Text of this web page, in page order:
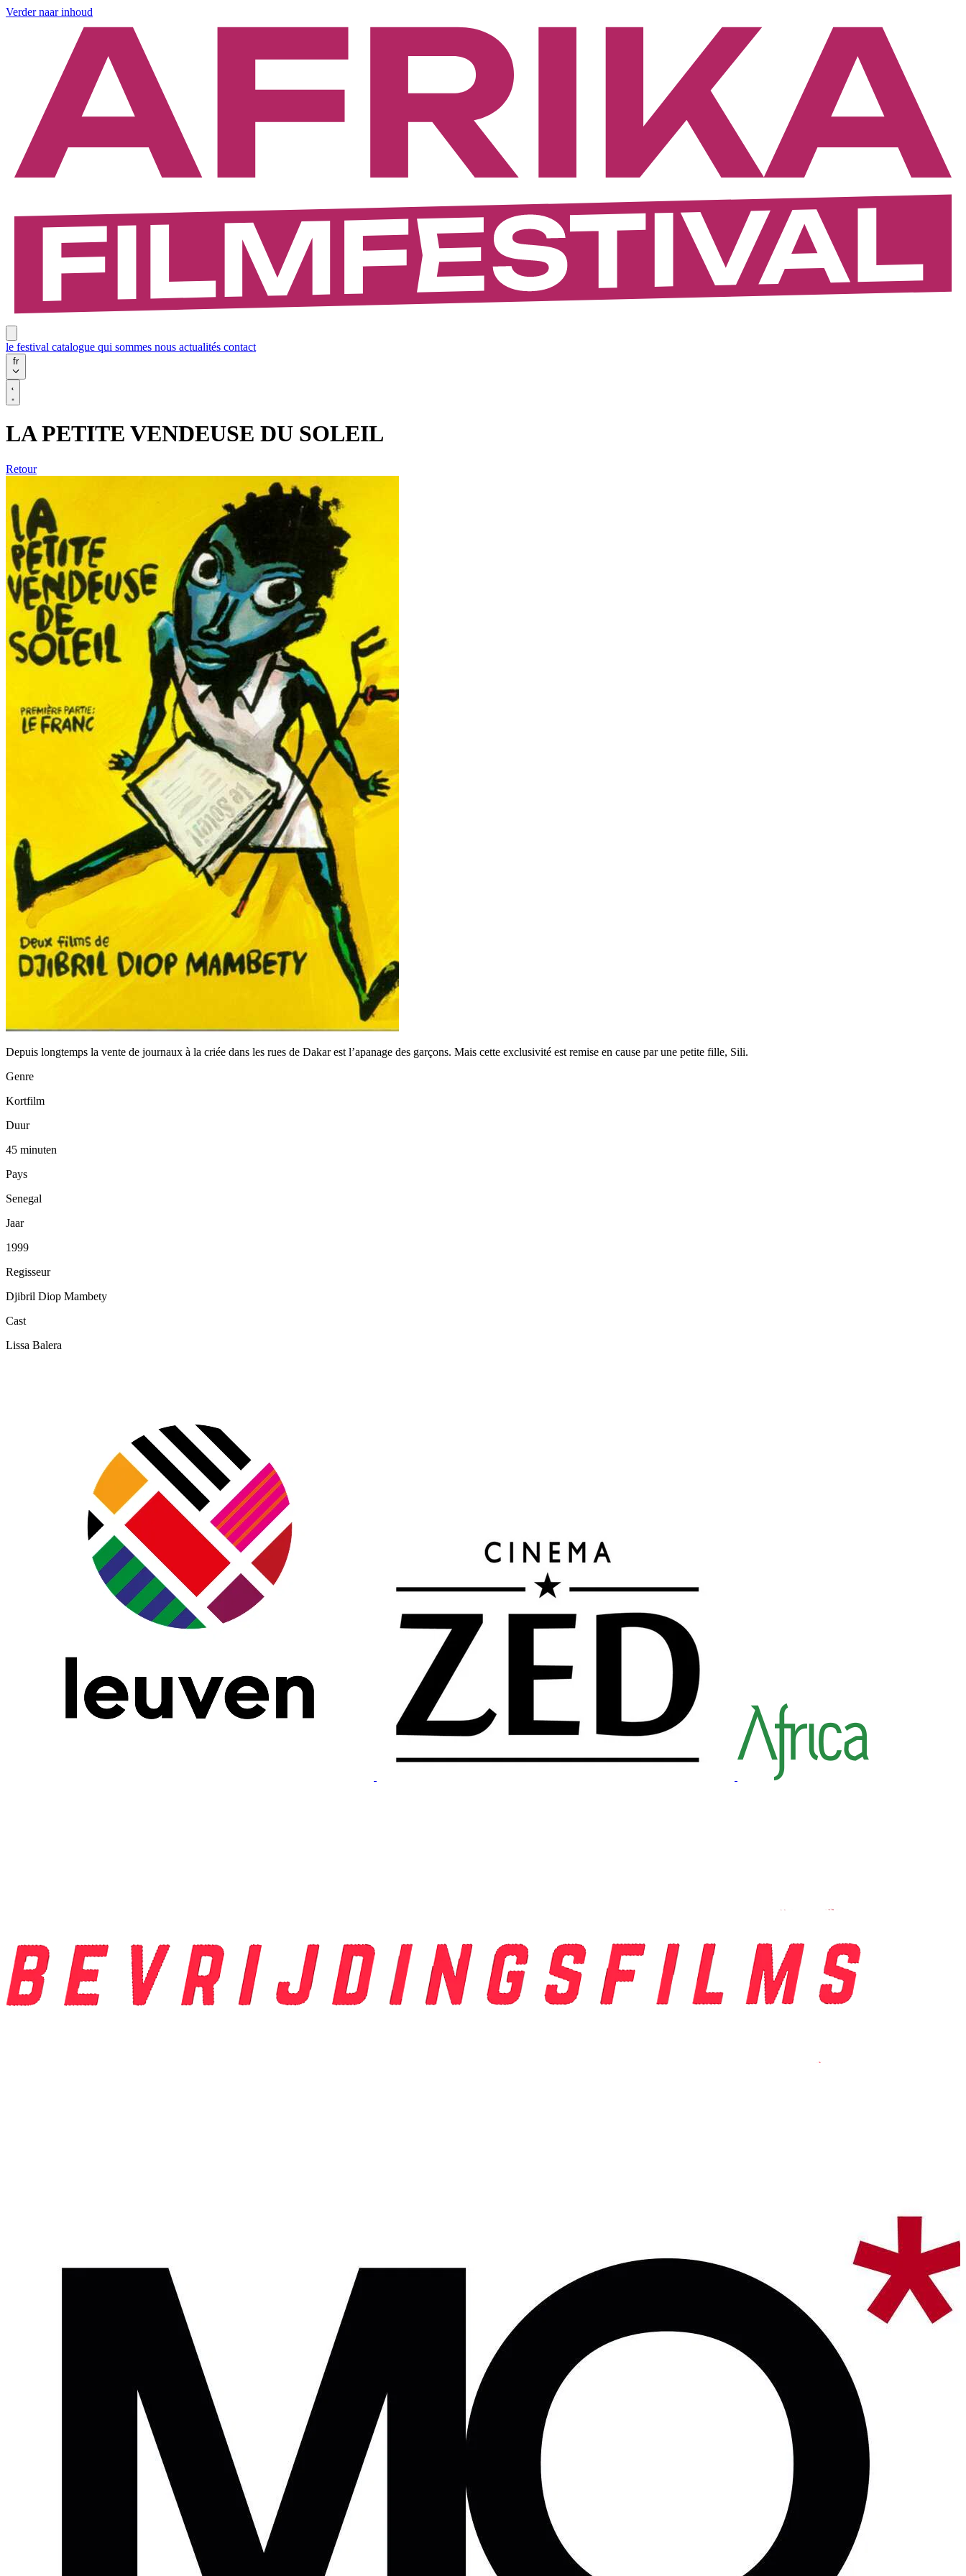
Verder naar inhoud
le festival catalogue qui sommes nous actualités contact
fr
LA PETITE VENDEUSE DU SOLEIL
Retour
Depuis longtemps la vente de journaux à la criée dans les rues de Dakar est l’apanage des garçons. Mais cette exclusivité est remise en cause par une petite fille, Sili.
Genre
Kortfilm
Duur
45 minuten
Pays
Senegal
Jaar
1999
Regisseur
Djibril Diop Mambety
Cast
Lissa Balera